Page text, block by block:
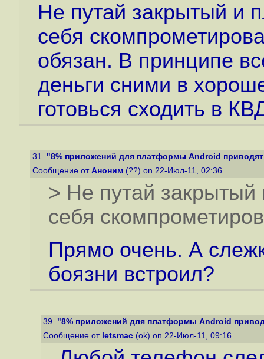
Не путай закрытый и
себя
обязан. В принципе
деньги сними в
готовься сходить в
31. "8% приложений для платформы Android приводят
Сообщение от Аноним (??) on 22-Июл-11, 02:36
> Не путай
себя
Прямо очень. А
боязни встроил?
39. "8% приложений для платформы Android
Сообщение от letsmac (ok) on 22-Июл-11, 09:16